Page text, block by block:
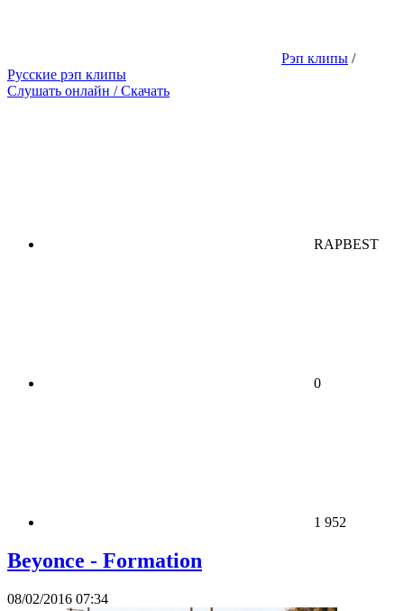
Рэп клипы /
Русские рэп клипы
Слушать онлайн / Скачать
RAPBEST
0
1 952
Beyonce - Formation
08/02/2016 07:34